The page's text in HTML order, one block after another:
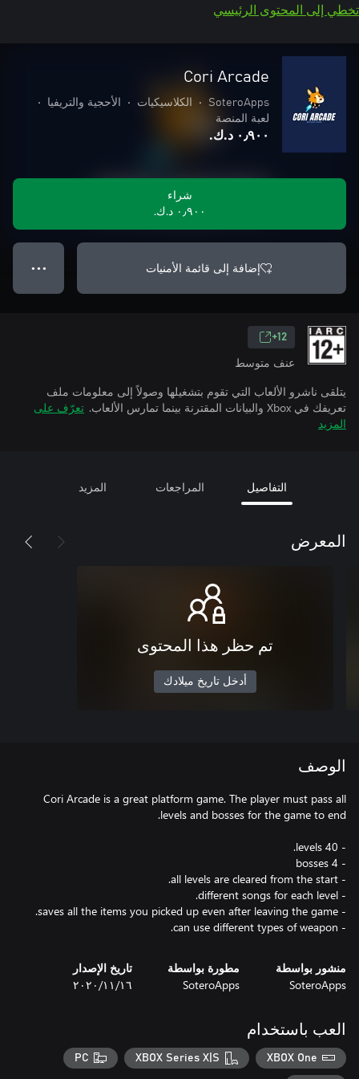
تخطي إلى المحتوى الرئيسي
Cori Arcade
SoteroApps
• الكلاسيكيات • الأحجية والتريفيا
•
لعبة المنصة
٠٫٩٠٠ د.ك.‏
شراء
٠٫٩٠٠ د.ك.‏
إضافة إلى قائمة الأمنيات ● ● ●
12+
عنف متوسط
يتلقى ناشرو الألعاب التي تقوم بتشغيلها وصولاً إلى معلومات ملف
تعريفك في Xbox والبيانات المقترنة بينما تمارس الألعاب.
تعرّف على
المزيد
التفاصيل المراجعات المزيد
المعرض
تم حظر هذا المحتوى
أدخل تاريخ ميلادك
الوصف
Cori Arcade is a great platform game. The player must pass all
- can use different types of weapon.
منشور بواسطة
SoteroApps
مطورة بواسطة
SoteroApps
تاريخ الإصدار
١٦‏/١١‏/٢٠٢٠
العب باستخدام
XBOX One
XBOX Series X|S
PC